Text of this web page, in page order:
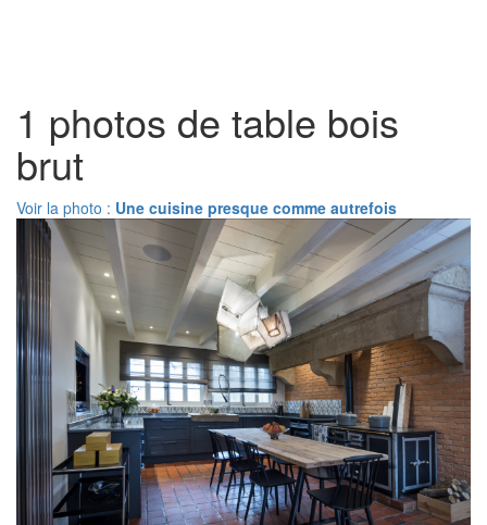
1 photos de table bois
brut
Voir la photo : Une cuisine presque comme autrefois